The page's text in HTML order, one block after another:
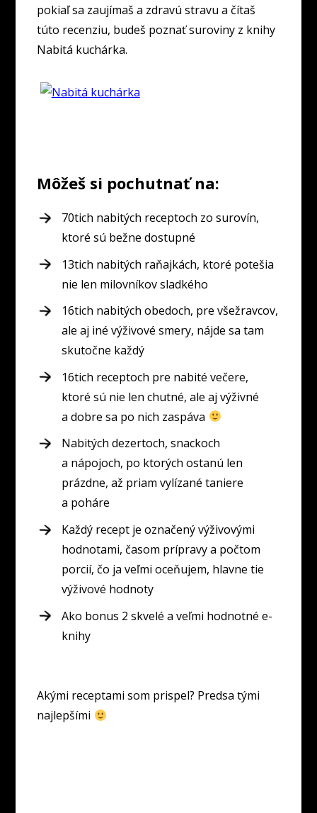
pokiaľ sa zaujímaš a zdravú stravu a čítaš
túto recenziu, budeš poznať suroviny z knihy
Nabitá kuchárka.
Môžeš si pochutnať na:
70tich nabitých receptoch zo surovín,
ktoré sú bežne dostupné
13tich nabitých raňajkách, ktoré potešia
nie len milovníkov sladkého
16tich nabitých obedoch, pre všežravcov,
ale aj iné výživové smery, nájde sa tam
skutočne každý
16tich receptoch pre nabité večere,
ktoré sú nie len chutné, ale aj výživné
a dobre sa po nich zaspáva
Nabitých dezertoch, snackoch
a nápojoch, po ktorých ostanú len
prázdne, až priam vylízané taniere
a poháre
Každý recept je označený výživovými
hodnotami, časom prípravy a počtom
porcií, čo ja veľmi oceňujem, hlavne tie
výživové hodnoty
Ako bonus 2 skvelé a veľmi hodnotné e-
knihy
Akými receptami som prispel? Predsa tými
najlepšími